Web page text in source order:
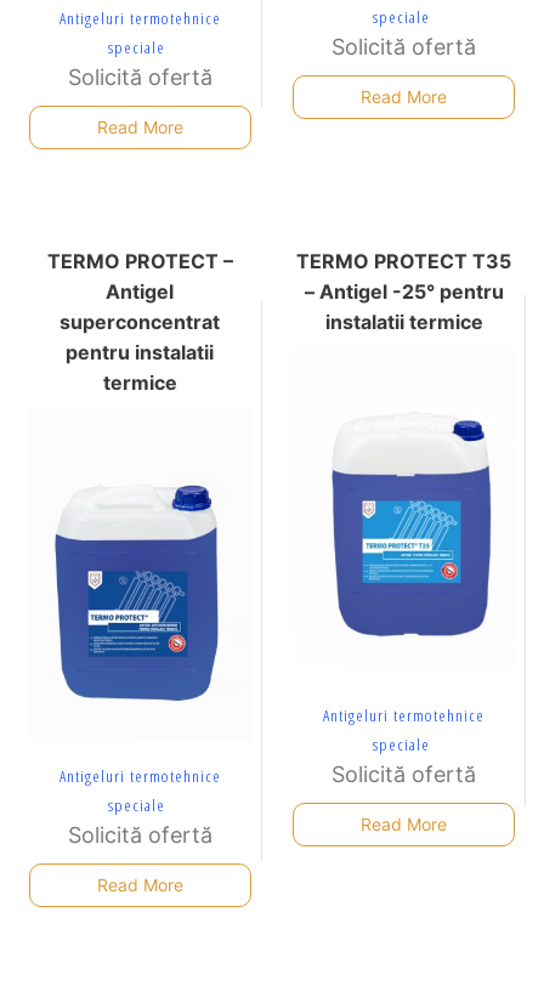
Antigeluri termotehnice
speciale
Solicită ofertă
Read More
speciale
Solicită ofertă
Read More
TERMO PROTECT –
Antigel
superconcentrat
pentru instalatii
termice
Antigeluri termotehnice
speciale
Solicită ofertă
Read More
TERMO PROTECT T35
– Antigel -25° pentru
instalatii termice
Antigeluri termotehnice
speciale
Solicită ofertă
Read More